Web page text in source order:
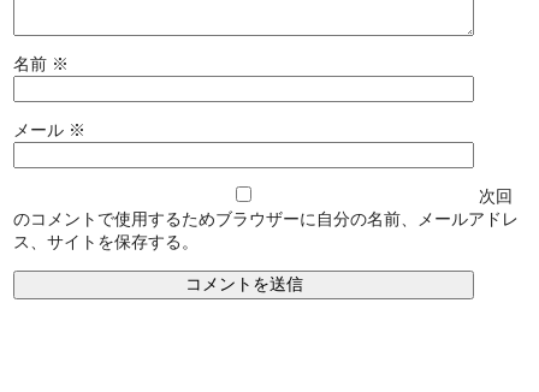
名前 ※
メール ※
次回
のコメントで使用するためブラウザーに自分の名前、メールアドレ
ス、サイトを保存する。